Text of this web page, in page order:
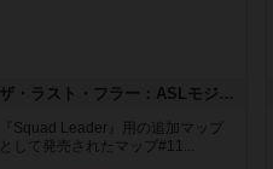
ザ・ラスト・フラー：ASLモジュール6
『Squad Leader』用の追加マップ
として発売されたマップ#11...